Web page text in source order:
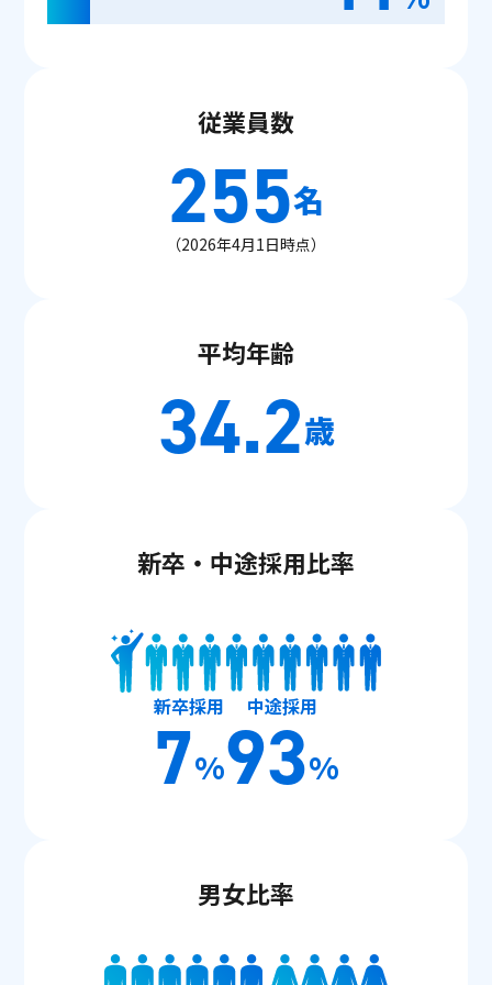
従業員数
255名
（2026年4月1日時点）
平均年齢
34.2歳
新卒・中途採用比率
新卒採用
7%
中途採用
93%
男女比率